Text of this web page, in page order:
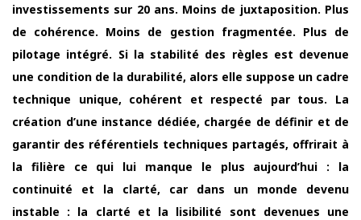
investissements sur 20 ans. Moins de juxtaposition. Plus
de cohérence. Moins de gestion fragmentée. Plus de
pilotage intégré. Si la stabilité des règles est devenue
une condition de la durabilité, alors elle suppose un cadre
technique unique, cohérent et respecté par tous. La
création d’une instance dédiée, chargée de définir et de
garantir des référentiels techniques partagés, offrirait à
la filière ce qui lui manque le plus aujourd’hui : la
continuité et la clarté, car dans un monde devenu
instable : la clarté et la lisibilité sont devenues une